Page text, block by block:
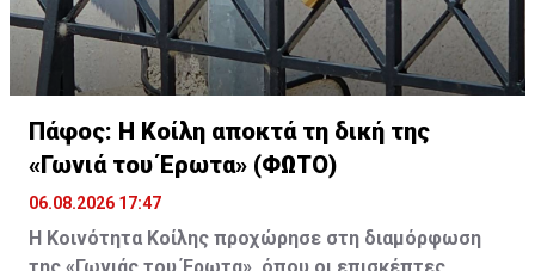
Πάφος: Η Κοίλη αποκτά τη δική της
«Γωνιά του Έρωτα» (ΦΩΤΟ)
06.08.2026 17:47
Η Κοινότητα Κοίλης προχώρησε στη διαμόρφωση